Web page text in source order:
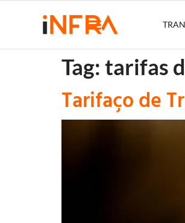
Tag: tarifas
Tarifaço de